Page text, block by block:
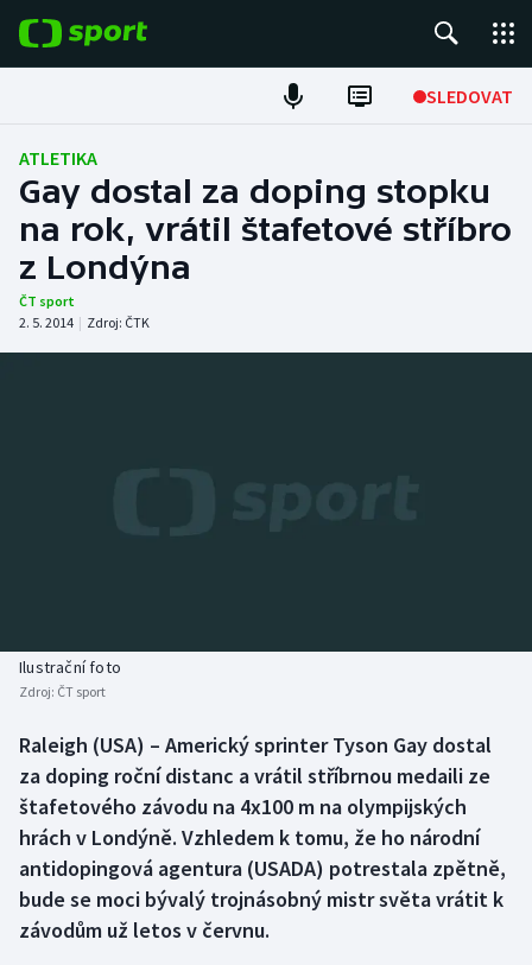
SLEDOVAT
Fotbal
Hokej
Tenis
Atletika
Biatlon
Box
Curling
Dostihy
Aplikace ČT sport
ATLETIKA
Gay dostal za doping stopku
na rok, vrátil štafetové stříbro
z Londýna
ČT sport
2. 5. 2014 | Zdroj: ČTK
Ilustrační foto
Zdroj: ČT sport
Raleigh (USA) – Americký sprinter Tyson Gay dostal
za doping roční distanc a vrátil stříbrnou medaili ze
štafetového závodu na 4x100 m na olympijských
hrách v Londýně. Vzhledem k tomu, že ho národní
antidopingová agentura (USADA) potrestala zpětně,
bude se moci bývalý trojnásobný mistr světa vrátit k
závodům už letos v červnu.